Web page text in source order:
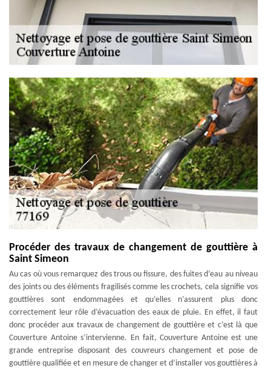
Procéder des travaux de changement de gouttière à
Saint Simeon
Au cas où vous remarquez des trous ou fissure, des fuites d’eau au niveau
des joints ou des éléments fragilisés comme les crochets, cela signifie vos
gouttières sont endommagées et qu’elles n’assurent plus donc
correctement leur rôle d’évacuation des eaux de pluie. En effet, il faut
donc procéder aux travaux de changement de gouttière et c’est là que
Couverture Antoine s’intervienne. En fait, Couverture Antoine est une
grande entreprise disposant des couvreurs changement et pose de
gouttière qualifiée et en mesure de changer et d’installer vos gouttières à